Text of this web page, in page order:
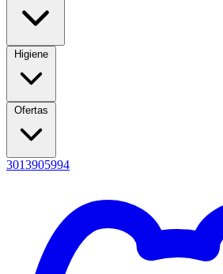
Higiene
Ofertas
3013905994